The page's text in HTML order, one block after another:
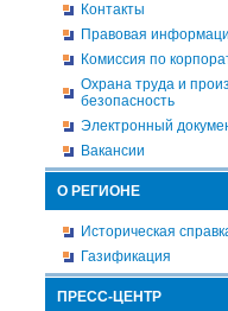
Контакты
Правовая
Комиссия по
Охрана труда и
безопасность
Электронный
Вакансии
О РЕГИОНЕ
Историческая
Газификация
ПРЕСС-ЦЕНТР